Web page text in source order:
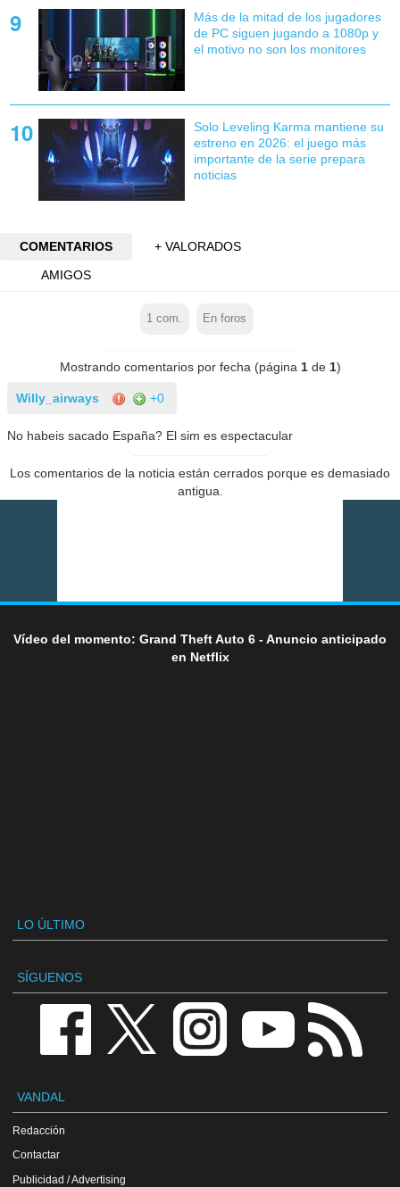
Más de la mitad de los jugadores
de PC siguen jugando a 1080p y
el motivo no son los monitores
Solo Leveling Karma mantiene su
estreno en 2026: el juego más
importante de la serie prepara
noticias
COMENTARIOS
+ VALORADOS
AMIGOS
1 com. En foros
Mostrando comentarios por fecha (página 1de 1)
Willy_airways +0
No habeis sacado España? El sim es espectacular
Los comentarios de la noticia están cerrados porque es demasiado
antigua.
Vídeo del momento: Grand Theft Auto 6 - Anuncio anticipado
en Netflix
LO ÚLTIMO
SÍGUENOS
VANDAL
Redacción
Contactar
Publicidad / Advertising